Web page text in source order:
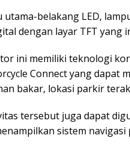
utama-belakang LED,
dengan layar TFT yang
ini memiliki teknologi
Connect yang dapat
bakar, lokasi parkir
tersebut juga dapat
sistem